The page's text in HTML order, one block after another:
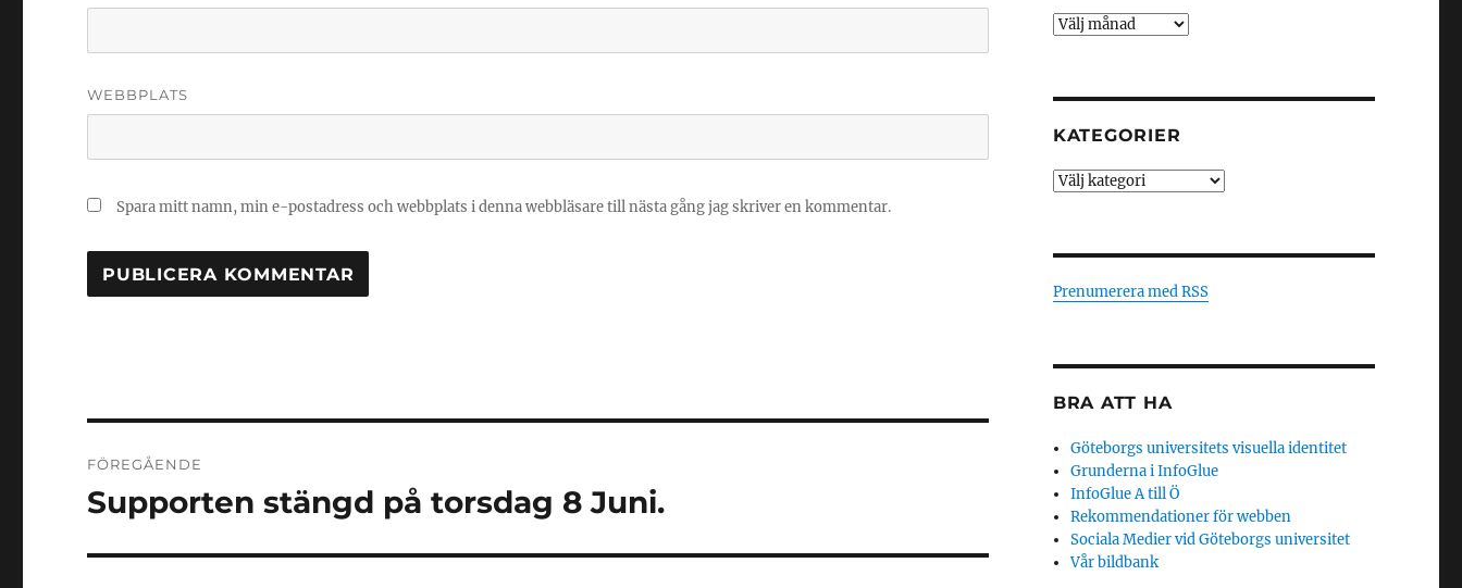
WEBBPLATS
Spara mitt namn, min e-postadress och webbplats i denna webbläsare till nästa gång jag skriver en kommentar.
FÖREGÅENDE
Föregående
Supporten stängd på torsdag 8 Juni.
Arkiv
KATEGORIER
Kategorier
Prenumerera med RSS
BRA ATT HA
Göteborgs universitets visuella identitet
Grunderna i InfoGlue
InfoGlue A till Ö
Rekommendationer för webben
Sociala Medier vid Göteborgs universitet
Vår bildbank